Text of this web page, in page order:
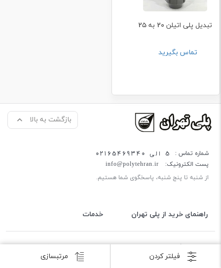
مرتبسازی فیلتر کردن
تبدیل پلی اتیلن 20 به 25
تماس بگیرید
بازگشت به بالا
شماره تماس : 5 الی 02165469340
پست الکترونیک: info@polytehran.ir
از شنبه تا پنج شنبه، پاسخگوی شما هستیم.
راهنمای خرید از پلی تهران خدمات
کلیه حقوق این وب سایت متعلق به پلی تهران می باشد.